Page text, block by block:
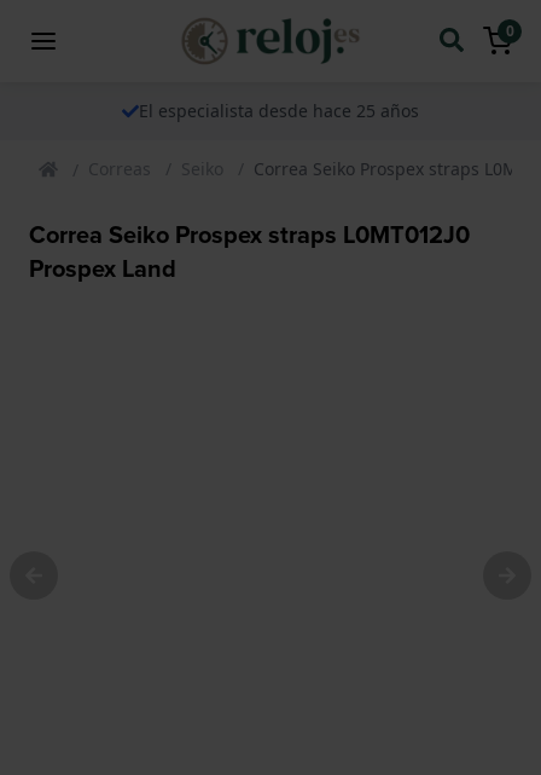
0
El especialista desde hace 25 años
Correas Seiko Correa Seiko Prospex straps
Correa Seiko Prospex straps L0MT012J0
Prospex Land